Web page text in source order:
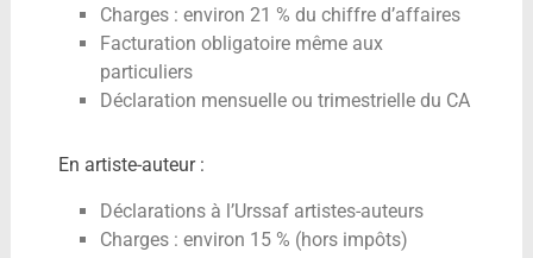
Charges : environ 21 % du chiffre d’affaires
Facturation obligatoire même aux
particuliers
Déclaration mensuelle ou trimestrielle du CA
En artiste-auteur :
Déclarations à l’Urssaf artistes-auteurs
Charges : environ 15 % (hors impôts)